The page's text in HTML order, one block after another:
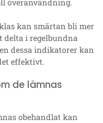
överanvändning.
kan smärtan bli mer
delta i regelbundna
dessa indikatorer kan
effektivt.
de lämnas
obehandlat kan